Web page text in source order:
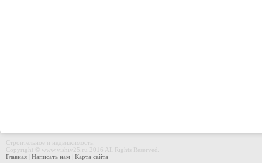
Строительное и недвижимость.
Copyright © www.vishiv25.ru 2016 All Rights Reserved.
Главная
Написать нам Карта сайта